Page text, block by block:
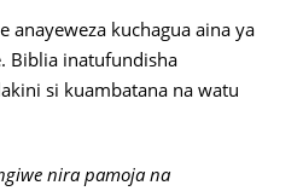
anayeweza kuchagua aina ya
Biblia inatufundisha
si kuambatana na watu
nira pamoja na